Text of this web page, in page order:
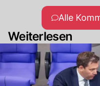
Alle
Weiterlesen